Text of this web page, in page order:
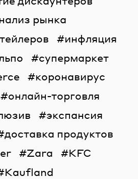
рынка
инфляция
супермаркет
коронавирус
онлайн-торговля
экспансия
доставка продуктов
Zara
KFC
Kaufland